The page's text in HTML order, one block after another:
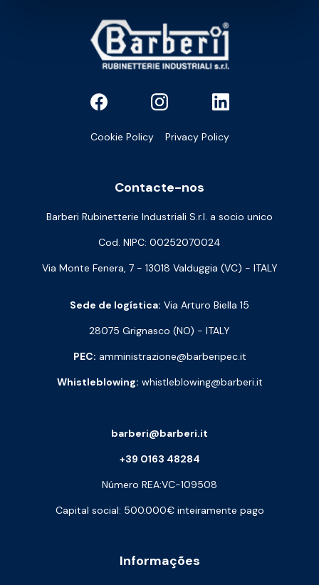
Cookie Policy Privacy Policy
Contacte-nos
Barberi Rubinetterie Industriali S.r.l. a socio unico
Cod. NIPC: 00252070024
Via Monte Fenera, 7 - 13018 Valduggia (VC) - ITALY
Sede de logística: Via Arturo Biella 15
28075 Grignasco (NO) - ITALY
PEC: amministrazione@barberipec.it
Whistleblowing: whistleblowing@barberi.it
Informações
barberi@barberi.it
+39 0163 48284
Número REA:VC-109508
Capital social: 500.000€ inteiramente pago